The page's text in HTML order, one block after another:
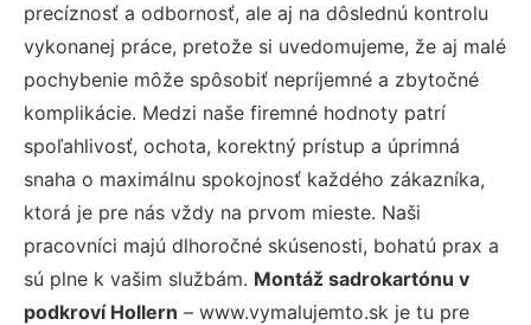
precíznosť a odbornosť, ale aj na dôslednú kontrolu
vykonanej práce, pretože si uvedomujeme, že aj malé
pochybenie môže spôsobiť nepríjemné a zbytočné
komplikácie. Medzi naše firemné hodnoty patrí
spoľahlivosť, ochota, korektný prístup a úprimná
snaha o maximálnu spokojnosť každého zákazníka,
ktorá je pre nás vždy na prvom mieste. Naši
pracovníci majú dlhoročné skúsenosti, bohatú prax a
sú plne k vašim službám. Montáž sadrokartónu v
podkroví Hollern – www.vymalujemto.sk je tu pre